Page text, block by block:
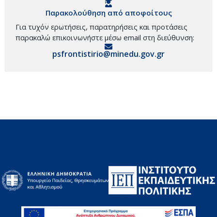
Παρακολούθηση από αποφοίτους
Για τυχόν ερωτήσεις, παρατηρήσεις και προτάσεις
παρακαλώ επικοινωνήστε μέσω email στη διεύθυνση:
psfrontistirio@minedu.gov.gr